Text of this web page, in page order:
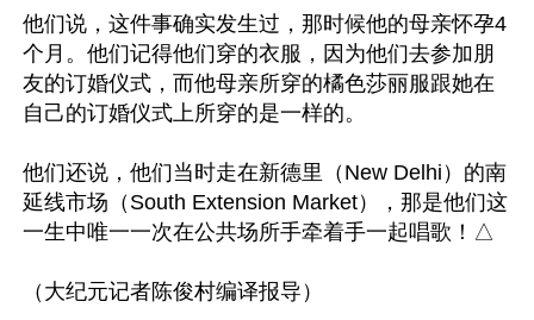
他们说，这件事确实发生过，那时候他的母亲怀孕4
个月。他们记得他们穿的衣服，因为他们去参加朋
友的订婚仪式，而他母亲所穿的橘色莎丽服跟她在
自己的订婚仪式上所穿的是一样的。
他们还说，他们当时走在新德里（New Delhi）的南
延线市场（South Extension Market），那是他们这
一生中唯一一次在公共场所手牵着手一起唱歌！△